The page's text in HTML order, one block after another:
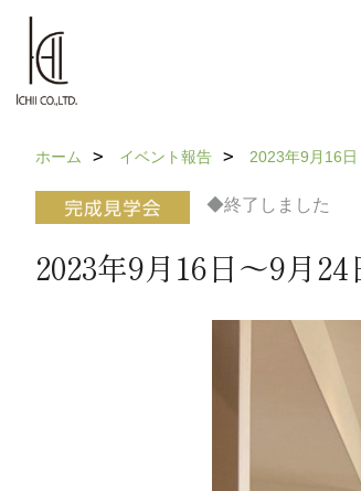
ホーム イベント報告 2023年9月16
◆終了しました
2023年9月16日～9月